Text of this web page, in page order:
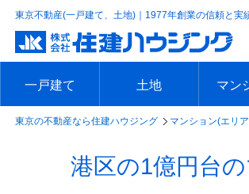
東京不動産(一戸建て、土地)｜1977年創業の信頼と実
一戸建て
エリアで探す
沿線で探す
新築一戸建て
中古一戸建て
本日の新着物件
今週の新着物件
土地
エリアで探す
沿線で探す
本日の新着物件
今週の新着物件
マン
エリ
沿線
本日
今週
東京の不動産なら住建ハウジング マンション(エリ
港区の1億円台